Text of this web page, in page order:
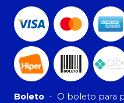
Boleto - O boleto para